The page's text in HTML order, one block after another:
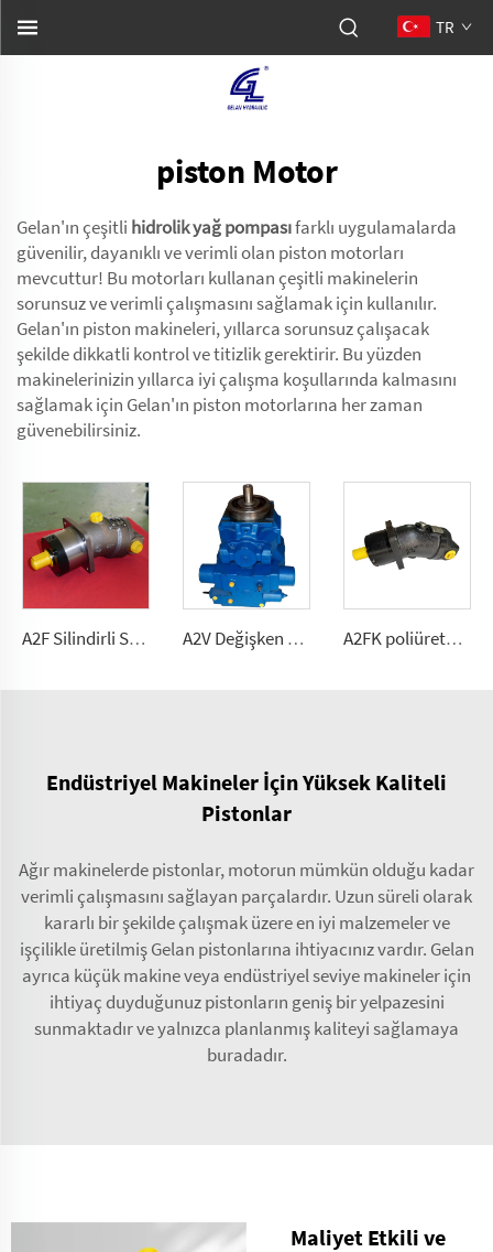
TR
piston Motor
Gelan'ın çeşitli hidrolik yağ pompasıfarklı uygulamalarda
güvenilir, dayanıklı ve verimli olan piston motorları
mevcuttur! Bu motorları kullanan çeşitli makinelerin
sorunsuz ve verimli çalışmasını sağlamak için kullanılır.
Gelan'ın piston makineleri, yıllarca sorunsuz çalışacak
şekilde dikkatli kontrol ve titizlik gerektirir. Bu yüzden
makinelerinizin yıllarca iyi çalışma koşullarında kalmasını
sağlamak için Gelan'ın piston motorlarına her zaman
güvenebilirsiniz.
A2F Silindirli Sabit Akışlı Pompa/Motor Zorlu Mobil Hidrolik İçin 2.5, 5, 10, 12, 28 A2V Değişken Akışlı Yüksek Basınçlı Pompa 250, 355, 500, 1000 A2FK poliüretan sabit debili pompa 2.5, 5, 10,12, 23, 28, 55, 80,107(cmᶟ ⁄dev)
Endüstriyel Makineler İçin Yüksek Kaliteli
Pistonlar
Ağır makinelerde pistonlar, motorun mümkün olduğu kadar
verimli çalışmasını sağlayan parçalardır. Uzun süreli olarak
kararlı bir şekilde çalışmak üzere en iyi malzemeler ve
işçilikle üretilmiş Gelan pistonlarına ihtiyacınız vardır. Gelan
ayrıca küçük makine veya endüstriyel seviye makineler için
ihtiyaç duyduğunuz pistonların geniş bir yelpazesini
sunmaktadır ve yalnızca planlanmış kaliteyi sağlamaya
buradadır.
Maliyet Etkili ve